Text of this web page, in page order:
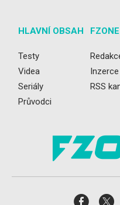
HLAVNÍ OBSAH
Testy
Videa
Seriály
Průvodci
Inzerce
RSS